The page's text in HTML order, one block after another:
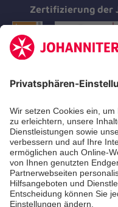
Zertifizierung der
Aus-